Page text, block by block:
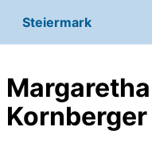
Steiermark
Kornberger